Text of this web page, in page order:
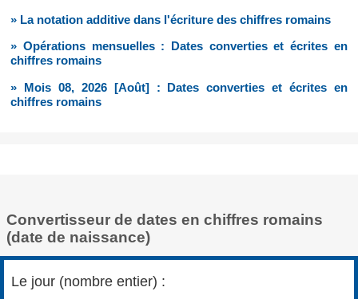
» La notation additive dans l'écriture des chiffres romains
» Opérations mensuelles : Dates converties et écrites en
chiffres romains
» Mois 08, 2026 [Août] : Dates converties et écrites en
chiffres romains
Convertisseur de dates en chiffres romains
(date de naissance)
Le jour (nombre entier) :